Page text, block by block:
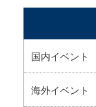
ビ
ー
シ
ョ
国内イベント
海外イベント